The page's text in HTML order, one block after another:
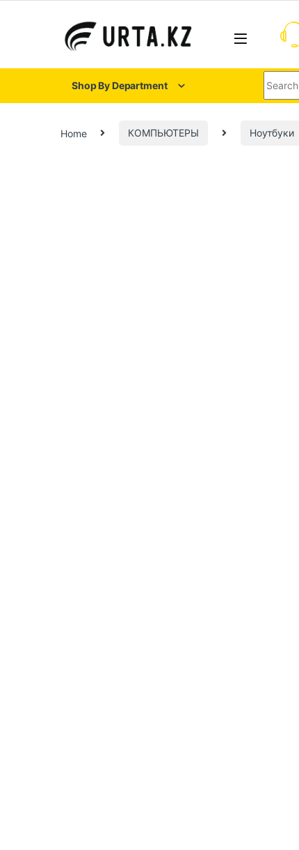
Shop By Department
Home КОМПЬЮТЕРЫ Ноутбуки